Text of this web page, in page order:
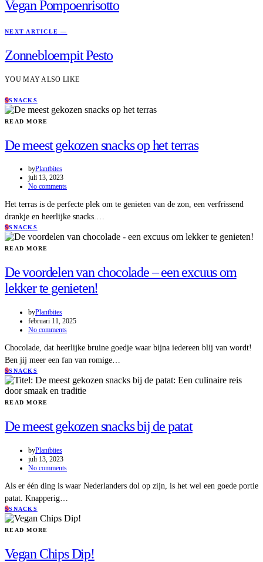
Vegan Pompoenrisotto
NEXT ARTICLE —
Zonnebloempit Pesto
YOU MAY ALSO LIKE
SSNACKS
READ MORE
De meest gekozen snacks op het terras
byPlantbites
juli 13, 2023
No comments
Het terras is de perfecte plek om te genieten van de zon, een verfrissend
drankje en heerlijke snacks.…
SSNACKS
READ MORE
De voordelen van chocolade – een excuus om
lekker te genieten!
byPlantbites
februari 11, 2025
No comments
Chocolade, dat heerlijke bruine goedje waar bijna iedereen blij van wordt!
Ben jij meer een fan van romige…
SSNACKS
READ MORE
De meest gekozen snacks bij de patat
byPlantbites
juli 13, 2023
No comments
Als er één ding is waar Nederlanders dol op zijn, is het wel een goede portie
patat. Knapperig…
SSNACKS
READ MORE
Vegan Chips Dip!